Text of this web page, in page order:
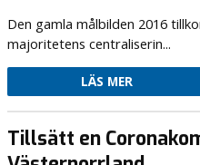
Den gamla målbilden 2016
majoritetens centraliserin...
LÄS MER
Tillsätt en